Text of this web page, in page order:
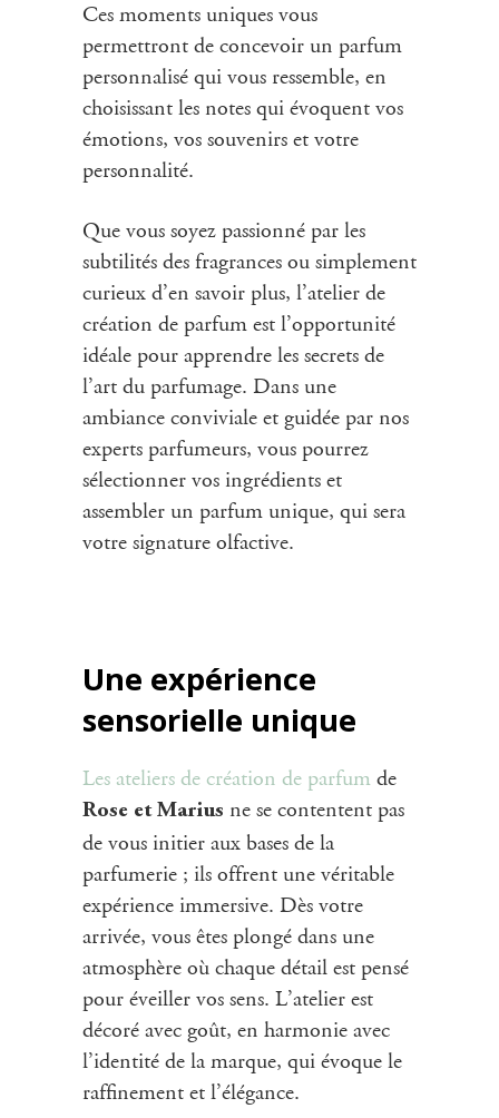
Ces moments uniques vous
permettront de concevoir un parfum
personnalisé qui vous ressemble, en
choisissant les notes qui évoquent vos
émotions, vos souvenirs et votre
personnalité.
Que vous soyez passionné par les
subtilités des fragrances ou simplement
curieux d’en savoir plus, l’atelier de
création de parfum est l’opportunité
idéale pour apprendre les secrets de
l’art du parfumage. Dans une
ambiance conviviale et guidée par nos
experts parfumeurs, vous pourrez
sélectionner vos ingrédients et
assembler un parfum unique, qui sera
votre signature olfactive.
Une expérience
sensorielle unique
Les ateliers de création de parfum de
Rose et Marius ne se contentent pas
de vous initier aux bases de la
parfumerie ; ils offrent une véritable
expérience immersive. Dès votre
arrivée, vous êtes plongé dans une
atmosphère où chaque détail est pensé
pour éveiller vos sens. L’atelier est
décoré avec goût, en harmonie avec
l’identité de la marque, qui évoque le
raffinement et l’élégance.